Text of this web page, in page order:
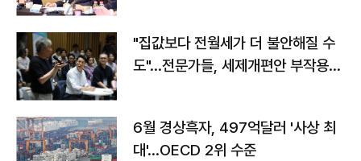
"집값보다 전월세가 더 불안해질 수
도"…전문가들, 세제개편안 부작용
6월 경상흑자, 497억달러 '사상 최
대'…OECD 2위 수준